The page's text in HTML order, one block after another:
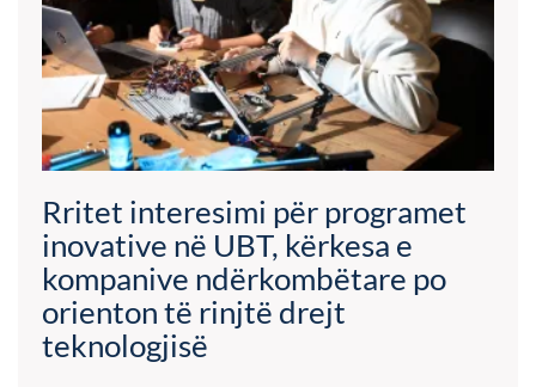
Rritet interesimi për programet
inovative në UBT, kërkesa e
kompanive ndërkombëtare po
orienton të rinjtë drejt
teknologjisë